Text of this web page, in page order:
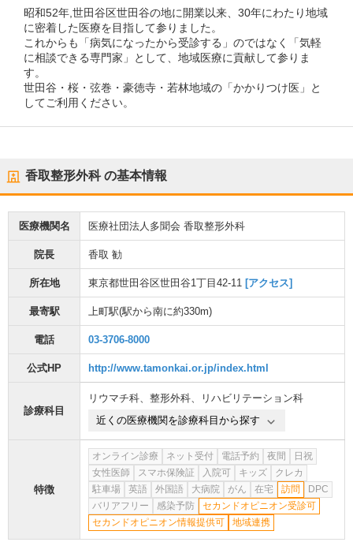
昭和52年,世田谷区世田谷の地に開業以来、30年にわたり地域
に密着した医療を目指して参りました。
これからも「病気になったから受診する」のではなく「気軽
に相談できる専門家」として、地域医療に貢献して参りま
す。
世田谷・桜・弦巻・豪徳寺・若林地域の「かかりつけ医」と
してご利用ください。
香取整形外科の基本情報
医療機関名 医療社団法人多聞会 香取整形外科
院長 香取 勧
所在地 東京都世田谷区世田谷1丁目42-11 [アクセス]
最寄駅 上町駅(駅から南に約330m)
電話 03-3706-8000
公式HP http://www.tamonkai.or.jp/index.html
診療科目
リウマチ科、 整形外科、
リハビリテーション科
近くの医療機関を診療科目から探す
特徴
オンライン診療 ネット受付 電話予約 夜間
日祝
女性医師
スマホ保険証 入院可 キッズ
クレカ
駐車場
英語 外国語 大病院 がん 在宅 訪問
DPC
バリアフリー
感染予防
セカンドオピニオン受診可
セカンドオピニオン情報提供可
地域連携